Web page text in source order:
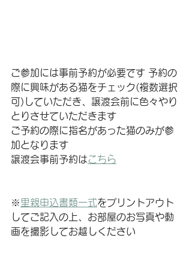
ご参加には事前予約が必要です 予約の
際に興味がある猫をチェック(複数選択
可)していただき、譲渡会前に色々やり
とりさせていただきます
ご予約の際に指名があった猫のみが参
加となります
譲渡会事前予約はこちら
※里親申込書類一式をプリントアウト
してご記入の上、お部屋のお写真や動
画を撮影してお越しください